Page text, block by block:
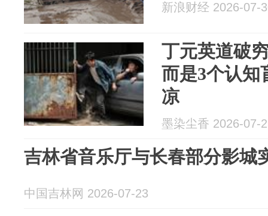
新浪财经 2026-07-
丁元英道破
而是3个认知
凉
墨染尘香 2026-07-
吉林省音乐厅与长春部分影城
中国吉林网 2026-07-23